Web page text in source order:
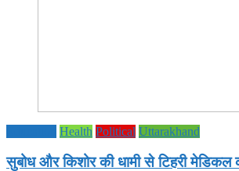
Health Political Uttarakhand
सुबोध और किशोर की धामी से टिहरी मेडिकल